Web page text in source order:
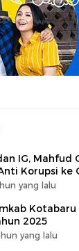
IG, Mahfud
Korupsi ke
yang lalu
Kotabaru
2025
yang lalu